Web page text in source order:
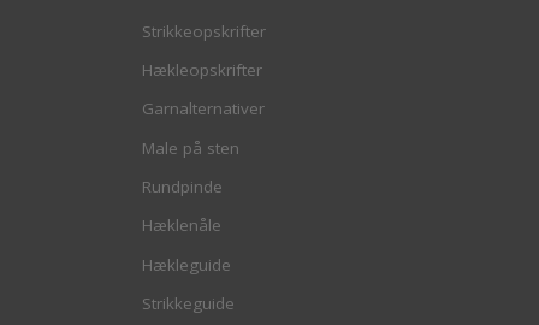
Strikkeopskrifter
Hækleopskrifter
Garnalternativer
Male på sten
Rundpinde
Hæklenåle
Hækleguide
Strikkeguide